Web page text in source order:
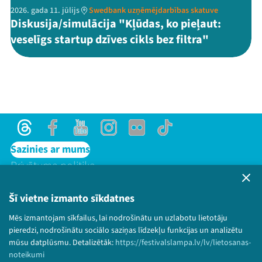
Šī vietne izmanto sīkdatnes
Mēs izmantojam sīkfailus, lai nodrošinātu un uzlabotu lietotāju
pieredzi, nodrošinātu sociālo saziņas līdzekļu funkcijas un analizētu
mūsu datplūsmu. Detalizētāk: https://festivalslampa.lv/lv/lietosanas-
noteikumi
2026. gada 11. jūlijs Swedbank uzņēmējdarbības skatuve
Diskusija/simulācija "Kļūdas, ko pieļaut:
veselīgs startup dzīves cikls bez filtra"
ThreadsFacebookYoutubeInstagram
Flick TikTok
Sazinies ar mums
Privātuma politika
Bērnu aizsardzības politika
© 2026 Sarunu festivāls LAMPA Visas tiesības
paturētas.